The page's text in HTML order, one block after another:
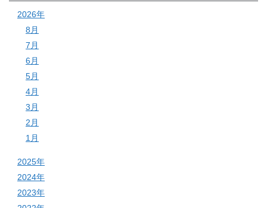
2026年
8月
7月
6月
5月
4月
3月
2月
1月
2025年
2024年
2023年